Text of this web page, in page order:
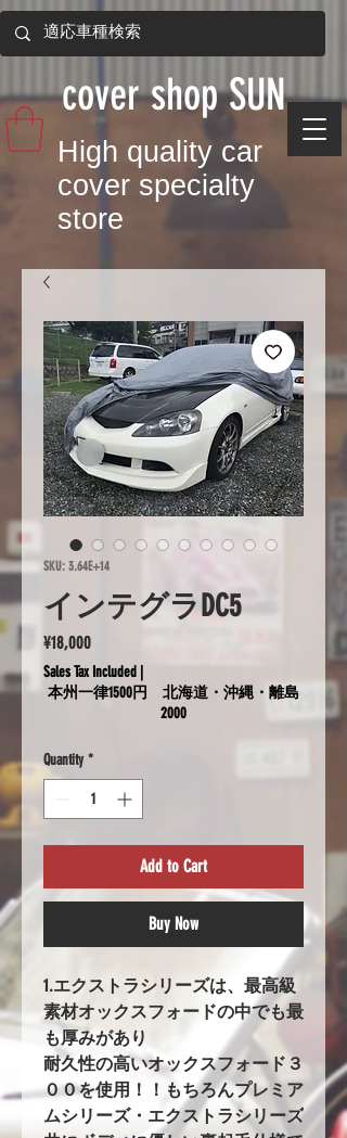
​High quality car
cover specialty
store
​cover shop SUN
SKU: 3.64E+14
インテグラDC5
¥18,000Price
Sales Tax Included
本州一律1500円 北海道・沖縄・離島
2000
Quantity *
Add to Cart
Buy Now
1.エクストラシリーズは、最高級
素材オックスフォードの中でも最
も厚みがあり
耐久性の高いオックスフォード３
００を使用！！もちろんプレミア
ムシリーズ・エクストラシリーズ